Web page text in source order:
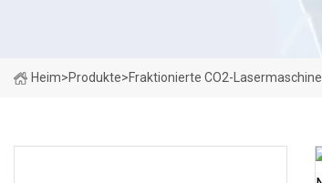
Heim>Produkte>Fraktionierte CO2-Lasermaschine